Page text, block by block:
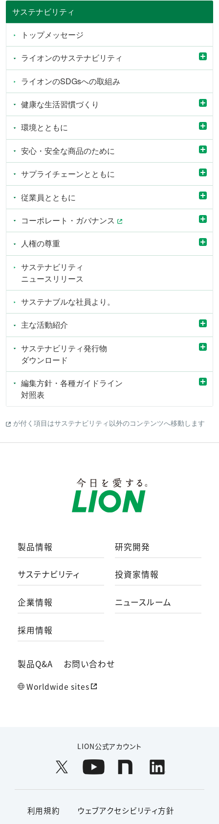
サステナビリティ
トップメッセージ
ライオンのサステナビリティ
ライオンのSDGsへの取組み
健康な生活習慣づくり
環境とともに
安心・安全な商品のために
サプライチェーンとともに
従業員とともに
コーポレート・ガバナンス
人権の尊重
サステナビリティ
ニュースリリース
サステナブルな社員より。
主な活動紹介
サステナビリティ発行物
ダウンロード
編集方針・各種ガイドライン
対照表
が付く項目はサステナビリティ以外のコンテンツへ移動します
製品情報 研究開発
サステナビリティ 投資家情報
企業情報 ニュースルーム
採用情報
製品Q&A お問い合わせ
Worldwide sites
LION公式アカウント
利用規約 ウェブアクセシビリティ方針